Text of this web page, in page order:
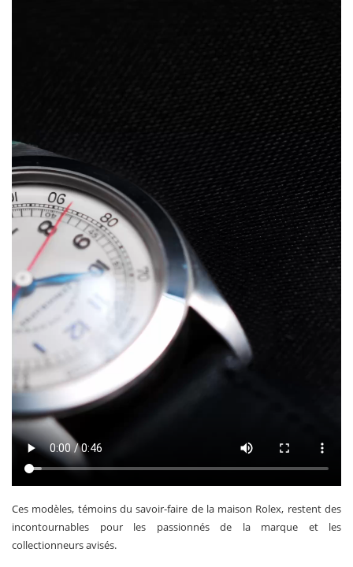
Ces modèles, témoins du savoir-faire de la maison Rolex, restent des
incontournables pour les passionnés de la marque et les
collectionneurs avisés.